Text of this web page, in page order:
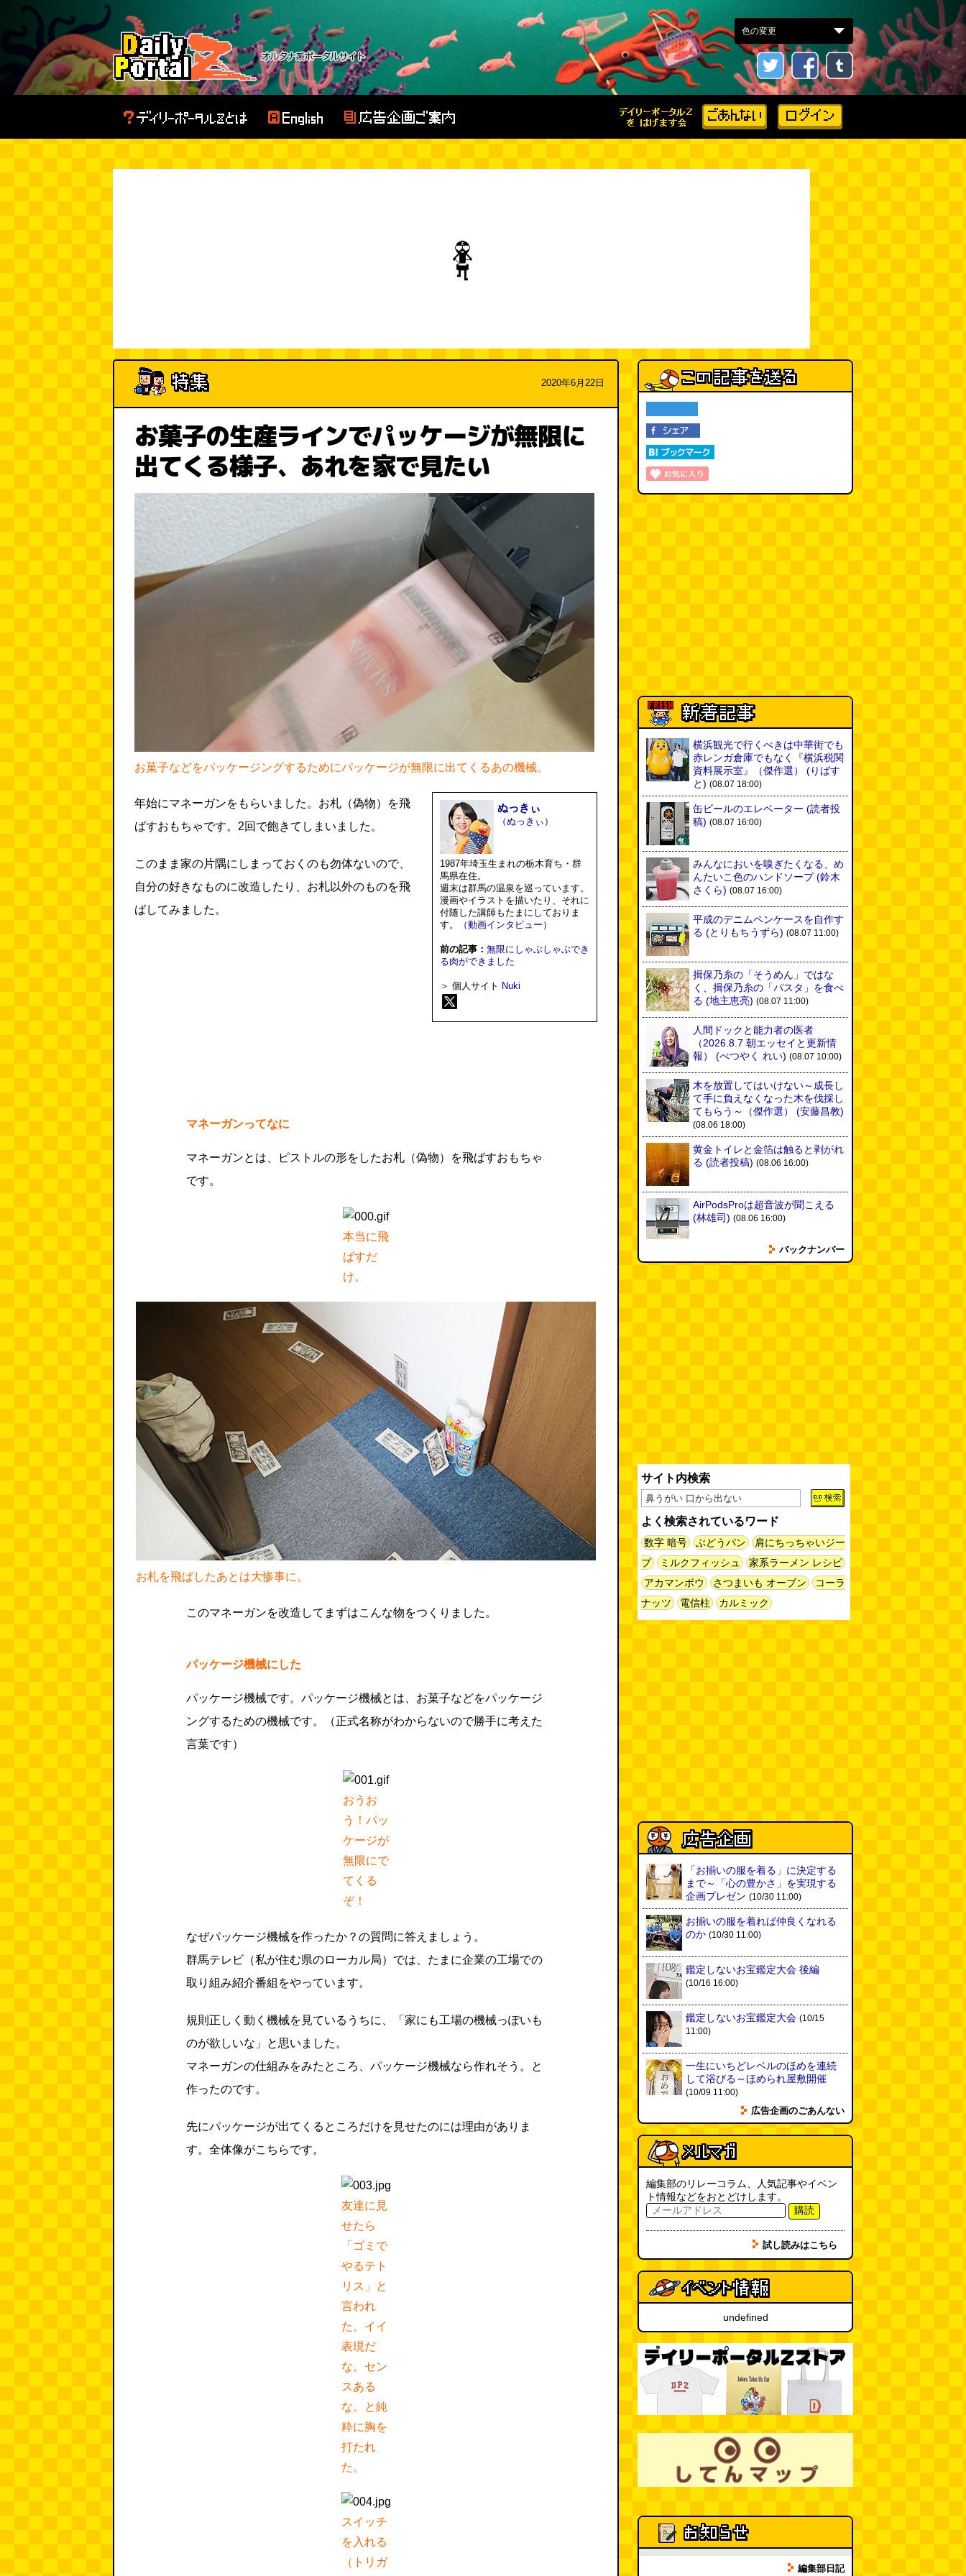
2020年6月22日
お菓子の生産ラインでパッケージが無限に
出てくる様子、あれを家で見たい
お菓子などをパッケージングするためにパッケージが無限に出てくるあの機械。
年始にマネーガンをもらいました。お札（偽物）を飛
ばすおもちゃです。2回で飽きてしまいました。
このまま家の片隅にしまっておくのも勿体ないので、
自分の好きなものに改造したり、お札以外のものを飛
ばしてみました。
ぬっきぃ
（ぬっきぃ）
1987年埼玉生まれの栃木育ち・群
馬県在住。
週末は群馬の温泉を巡っています。
漫画やイラストを描いたり、それに
付随した講師もたまにしておりま
す。
（動画インタビュー）
前の記事： 無限にしゃぶしゃぶでき
る肉ができました
＞ 個人サイト Nuki
マネーガンってなに
マネーガンとは、ピストルの形をしたお札（偽物）を飛ばすおもちゃ
です。
本当に飛
ばすだ
け。
お札を飛ばしたあとは大惨事に。
このマネーガンを改造してまずはこんな物をつくりました。
パッケージ機械にした
パッケージ機械です。パッケージ機械とは、お菓子などをパッケージ
ングするための機械です。（正式名称がわからないので勝手に考えた
言葉です）
おうお
う！パッ
ケージが
無限にで
てくる
ぞ！
なぜパッケージ機械を作ったか？の質問に答えましょう。
群馬テレビ（私が住む県のローカル局）では、たまに企業の工場での
取り組み紹介番組をやっています。
規則正しく動く機械を見ているうちに、「家にも工場の機械っぽいも
のが欲しいな」と思いました。
マネーガンの仕組みをみたところ、パッケージ機械なら作れそう。と
作ったのです。
先にパッケージが出てくるところだけを見せたのには理由がありま
す。全体像がこちらです。
友達に見
せたら
「ゴミで
やるテト
リス」と
言われ
た。イイ
表現だ
な。セン
スある
な。と純
粋に胸を
打たれ
た。
スイッチ
を入れる
（トリガ
横浜観光で行くべきは中華街でも
赤レンガ倉庫でもなく『横浜税関
資料展示室』（傑作選）
(りばす
と) (08.07 18:00)
缶ビールのエレベーター (読者投
稿) (08.07 16:00)
みんなにおいを嗅ぎたくなる、め
んたいこ色のハンドソープ(鈴木
さくら) (08.07 16:00)
平成のデニムペンケースを自作す
る (とりもちうずら) (08.07 11:00)
揖保乃糸の「そうめん」ではな
く、揖保乃糸の「パスタ」を食べ
る (地主恵亮) (08.07 11:00)
人間ドックと能力者の医者
（2026.8.7 朝エッセイと更新情
報）
(べつやく れい) (08.07 10:00)
木を放置してはいけない～成長し
て手に負えなくなった木を伐採し
てもらう～（傑作選）
(安藤昌教)
(08.06 18:00)
黄金トイレと金箔は触ると剥がれ
る (読者投稿) (08.06 16:00)
AirPodsProは超音波が聞こえる
(林雄司) (08.06 16:00)
姉がはまったガムランに自分もは
ヘアスタイルが3Dになっている
美容室の看板
(08.05
16:00)
皿に乗った豚バラブロックの指輪
(べつやく れい) (08.05 16:00)
フエラムネをさらに笛っぽくした
らホイッスルになりました
新太朗) (08.05 11:00)
てました(読者投稿)
世田谷区民会館行きのバスは1日
1本(べつやく れい) (08.04 16:00)
「モグラ駅」で有名な土合駅……
実は真の秘境駅はお隣の湯檜曽駅
(08.04 11:00)
【大調査】現代人は普通に生活し
るのか？(石井公二) (08.04 11:00)
（2026.8.4 朝エッセイ/西村まさ
ゆき）(西村まさゆき) (08.04
10:00)
SDカードのケチャップ和え / う
っかりデイリー 2026年8月1日号
(デイリーポータルZ) (08.03 17:00)
現役、コスモスの自販機
取り残された木(ほり) (08.03
16:00)
「入力中…」の動きを対面の会話
で表現したい(んちゅたぐい)
(08.03 11:00)
ミンティアで汗がおさえられるの
は本当か(べつやく れい) (08.03
11:00)
eco小（2026.8.3 朝エッセイと更
新情報）
(ほり) (08.03 10:00)
バックナンバー
サイト内検索
よく検索されているワード
数字 暗号 ぶどうパン
肩にちっちゃいジー
プ
ミルクフィッシュ
家系ラーメン レシピ
アカマンボウ
さつまいも オーブン
コーラ
ナッツ
電信柱 カルミック
「お揃いの服を着る」に決定する
まで～「心の豊かさ」を実現する
企画プレゼン (10/30 11:00)
お揃いの服を着れば仲良くなれる
のか (10/30 11:00)
鑑定しないお宝鑑定大会 後編
(10/16 16:00)
鑑定しないお宝鑑定大会 (10/15
11:00)
一生にいちどレベルのほめを連続
して浴びる～ほめられ屋敷開催
(10/09 11:00)
広告企画のごあんない
編集部のリレーコラム、人気記事やイベン
ト情報などをおとどけします。
購読
試し読みはこちら
undefined
編集部日記